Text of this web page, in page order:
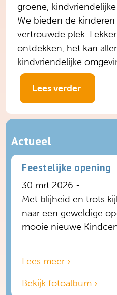
groene,
We bieden de
vertrouwde plek.
ontdekken, het kan
kindvriendelijke
Lees verder
Actueel
Feestelijke opening
30 mrt 2026 -
Met blijheid en trots
naar een geweldige
mooie nieuwe
Lees meer ›
Bekijk fotoalbum ›